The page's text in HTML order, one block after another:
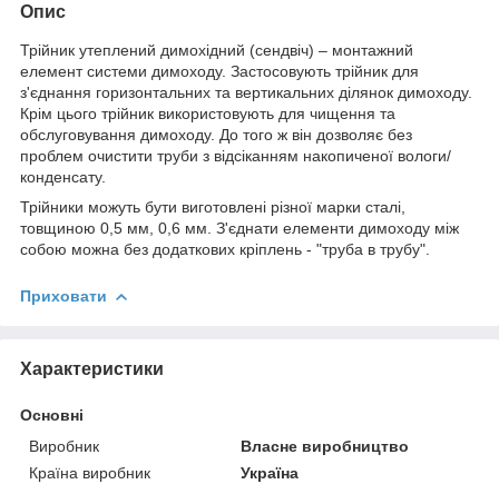
Опис
Трійник утеплений димохідний (сендвіч) – монтажний
елемент системи димоходу. Застосовують трійник для
з'єднання горизонтальних та вертикальних ділянок димоходу.
Крім цього трійник використовують для чищення та
обслуговування димоходу. До того ж він дозволяє без
проблем очистити труби з відсіканням накопиченої вологи/
конденсату.
Трійники можуть бути виготовлені різної марки сталі,
товщиною 0,5 мм, 0,6 мм. З'єднати елементи димоходу між
собою можна без додаткових кріплень - "труба в трубу".
Приховати
Характеристики
Основні
Виробник
Власне виробництво
Країна виробник
Україна